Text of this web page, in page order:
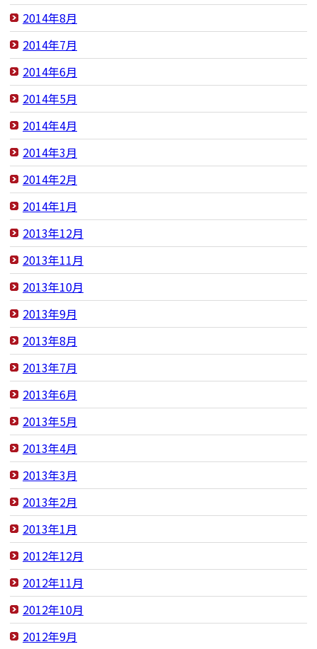
2014年8月
2014年7月
2014年6月
2014年5月
2014年4月
2014年3月
2014年2月
2014年1月
2013年12月
2013年11月
2013年10月
2013年9月
2013年8月
2013年7月
2013年6月
2013年5月
2013年4月
2013年3月
2013年2月
2013年1月
2012年12月
2012年11月
2012年10月
2012年9月